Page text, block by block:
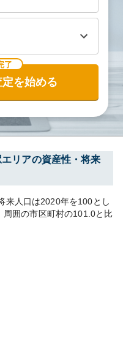
了
を始める
エリアの資産性・将来
来人口は2020年を100とし
周囲の市区町村の101.0と比